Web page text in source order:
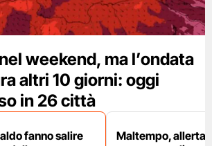
weekend, ma l’ondata
altri 10 giorni: oggi
in 26 città
fanno salire
Maltempo, allerta